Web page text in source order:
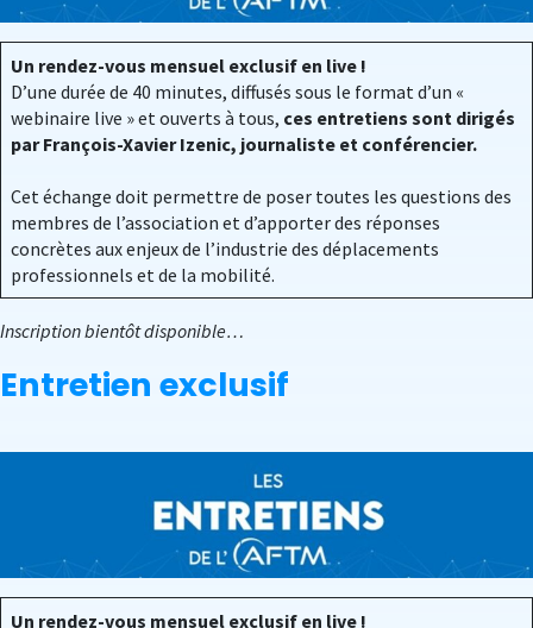
Un rendez-vous mensuel exclusif en live !
D’une durée de 40 minutes, diffusés sous le format d’un «
webinaire live » et ouverts à tous, ces entretiens sont dirigés
par François-Xavier Izenic, journaliste et conférencier.
Cet échange doit permettre de poser toutes les questions des
membres de l’association et d’apporter des réponses
concrètes aux enjeux de l’industrie des déplacements
professionnels et de la mobilité.
Inscription bientôt disponible…
Entretien exclusif
Un rendez-vous mensuel exclusif en live !